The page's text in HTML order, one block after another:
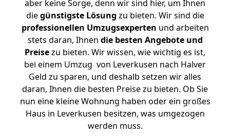
aber keine Sorge, denn wir sind hier, um Ihnen
diegünstigste Lösung zu bieten. Wir sind die
professionellen Umzugsexperten und arbeiten
stets daran, Ihnen die besten Angebote und
Preisezu bieten. Wir wissen, wie wichtig es ist,
bei einem Umzug von Leverkusen nach Halver
Geld zu sparen, und deshalb setzen wir alles
daran, Ihnen die besten Preise zu bieten. Ob Sie
nun eine kleine Wohnung haben oder ein großes
Haus in Leverkusen besitzen, was umgezogen
werden muss.